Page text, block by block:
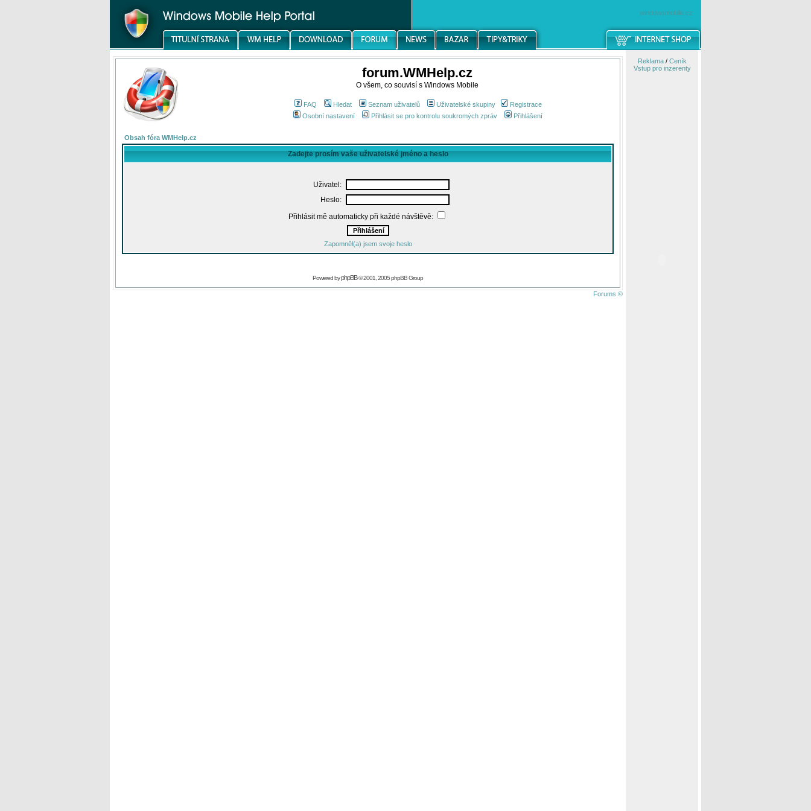
windowsmobile.cz
forum.WMHelp.cz
O všem, co souvisí s Windows Mobile
FAQ Hledat Seznam uživatelů Uživatelské skupiny
Registrace
Osobní nastavení
Přihlásit se pro kontrolu soukromých zpráv Přihlášení
Obsah fóra WMHelp.cz
Zadejte prosím vaše uživatelské jméno a heslo
Uživatel:
Heslo:
Přihlásit mě automaticky při každé návštěvě:
Zapomněl(a) jsem svoje heslo
Powered byphpBB© 2001, 2005 phpBB Group
Forums ©
Reklama/ Ceník
Vstup pro inzerenty